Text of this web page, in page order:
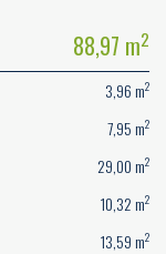
88,97 m2
3,96 m2
7,95 m2
29,00 m2
10,32 m2
13,59 m2